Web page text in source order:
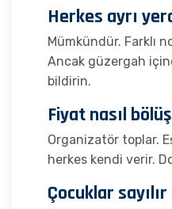
Herkes ayrı
Mümkündür. Farklı
Ancak güzergah
bildirin.
Fiyat nasıl
Organizatör toplar.
herkes kendi verir.
Çocuklar sayılır